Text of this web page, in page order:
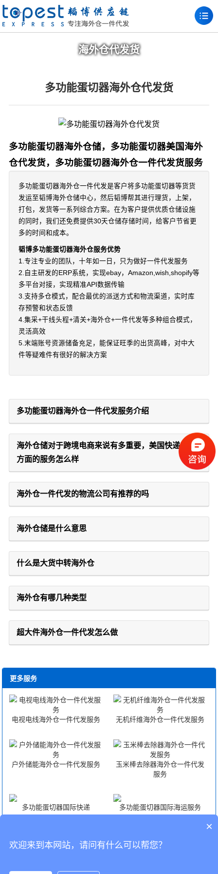
海外仓代发货
多功能蛋切器海外仓代发货
多功能蛋切器海外仓储，多功能蛋切器美国海外
仓代发货，多功能蛋切器海外仓一件代发货服务
多功能蛋切器海外仓一件代发是客户将多功能蛋切器等货货
发运至韬博海外仓储中心，然后韬博帮其进行理货，上架，
打包，发货等一系列综合方案。在为客户提供优质仓储设施
的同时，我们还免费提供30天仓储存储时间，给客户节省更
多的时间和成本。
韬博多功能蛋切器海外仓服务优势
1.专注专业的团队，十年如一日，只为做好一件代发服务
2.自主研发的ERP系统，实现ebay，Amazon,wish,shopify等
多平台对接，实现精准API数据传输
3.支持多仓模式，配合最优的派送方式和物流渠道，实时库
存预警和状态反馈
4.集采+干线头程+清关+海外仓+一件代发等多种组合模式，
灵活高效
5.末端账号资源储备充足，能保证旺季的出货高峰，对中大
件等疑难件有很好的解决方案
多功能蛋切器海外仓一件代发服务介绍
海外仓储对于跨境电商来说有多重要，美国快递在这
方面的服务怎么样
海外仓一件代发的物流公司有推荐的吗
海外仓储是什么意思
什么是大货中转海外仓
海外仓有哪几种类型
超大件海外仓一件代发怎么做
更多服务
电视电线海外仓一件代发服务 无机纤维海外仓一件代发服务
户外储能海外仓一件代发服务
玉米棒去除器海外仓一件代发
服务
多功能蛋切器国际快递 多功能蛋切器国际海运服务
多功能蛋切器国际空运服务 多功能蛋切器FBA头程
CopyRight © 深圳市韬博供应链有限公司
×
欢迎来到本网站，请问有什么可以帮您？